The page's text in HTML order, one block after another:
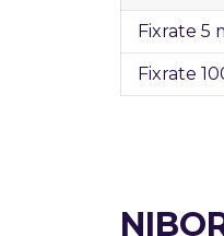
Fixrate 5
Fixrate